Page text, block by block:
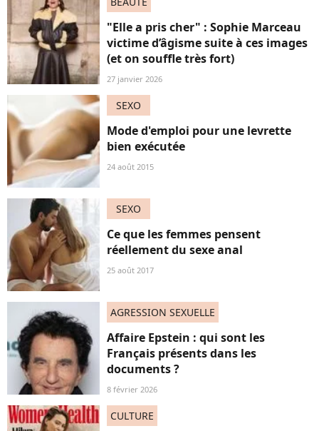
"Elle a pris cher" : Sophie Marceau
victime d’âgisme suite à ces images
(et on souffle très fort)
27 janvier 2026
SEXO
Mode d'emploi pour une levrette
bien exécutée
24 août 2015
SEXO
Ce que les femmes pensent
réellement du sexe anal
25 août 2017
AGRESSION SEXUELLE
Affaire Epstein : qui sont les
Français présents dans les
documents ?
8 février 2026
CULTURE